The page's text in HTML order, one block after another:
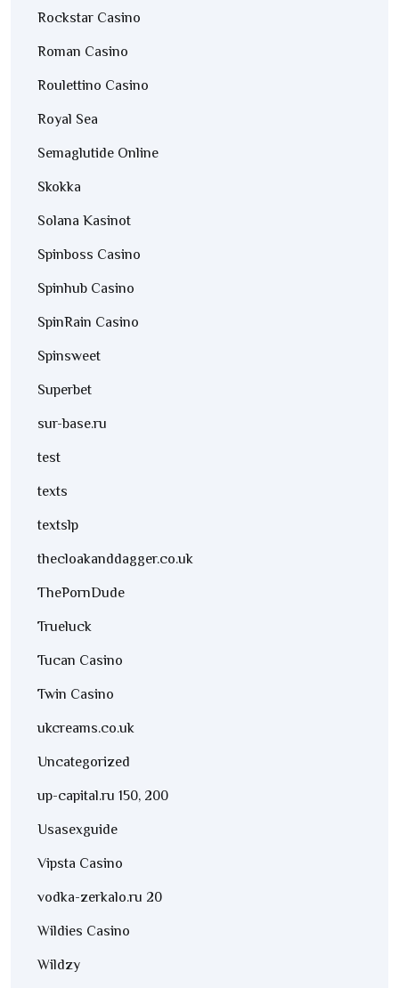
Rockstar Casino
Roman Casino
Roulettino Casino
Royal Sea
Semaglutide Online
Skokka
Solana Kasinot
Spinboss Casino
Spinhub Casino
SpinRain Casino
Spinsweet
Superbet
sur-base.ru
test
texts
textslp
thecloakanddagger.co.uk
ThePornDude
Trueluck
Tucan Casino
Twin Casino
ukcreams.co.uk
Uncategorized
up-capital.ru 150, 200
Usasexguide
Vipsta Casino
vodka-zerkalo.ru 20
Wildies Casino
Wildzy